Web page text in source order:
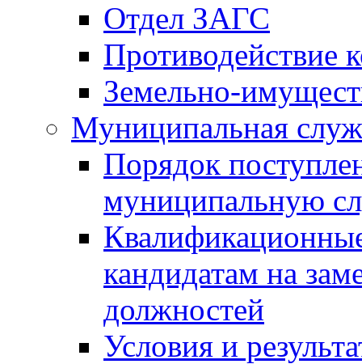
Отдел ЗАГС
Противодействие
Земельно-
Муниципальная
Порядок
муниципальную
кандидатам на
должностей
Условия и